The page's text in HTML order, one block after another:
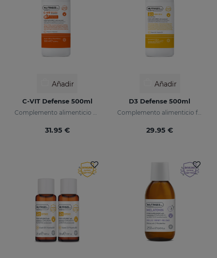
Añadir
C-VIT Defense 500ml
31.95 €
Añadir
D3 Defense 500ml
Complemento alimenticio formulado con vitamina D3 encapsulada.
29.95 €